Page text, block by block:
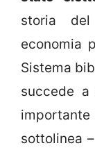
storia
economia
Sistema
succede a
sottolinea